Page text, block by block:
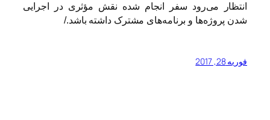
انتظار می‌رود سفر انجام شده نقش مؤثری در اجرایی
شدن پروژه‌ها و برنامه‌های مشترک داشته باشد./
فوریه 28, 2017